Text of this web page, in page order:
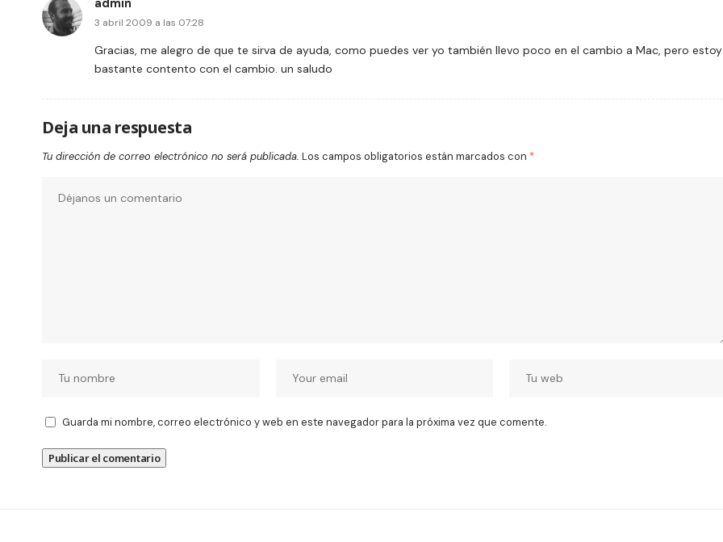
admin
3 abril 2009 a las 07:28
Gracias, me alegro de que te sirva de ayuda, como puedes ver yo también llevo poco en el cambio a Mac, pero estoy
bastante contento con el cambio. un saludo
Deja una respuesta
Tu dirección de correo electrónico no será publicada. Los campos obligatorios están marcados con *
Guarda mi nombre, correo electrónico y web en este navegador para la próxima vez que comente.